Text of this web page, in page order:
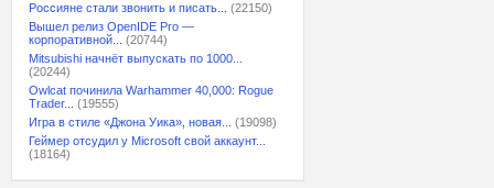
Россияне стали звонить и писать...
(22150)
Вышел релиз OpenIDE Pro —
корпоративной...
(20744)
Mitsubishi начнёт выпускать по 1000...
(20244)
Owlcat починила Warhammer 40,000: Rogue
Trader...
(19555)
Игра в стиле «Джона Уика», новая...
(19098)
Геймер отсудил у Microsoft свой аккаунт...
(18164)